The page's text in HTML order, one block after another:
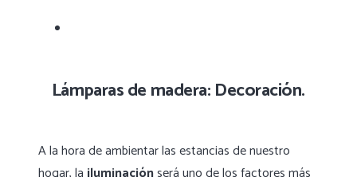
Lámparas de madera: Decoración.
A la hora de ambientar las estancias de nuestro